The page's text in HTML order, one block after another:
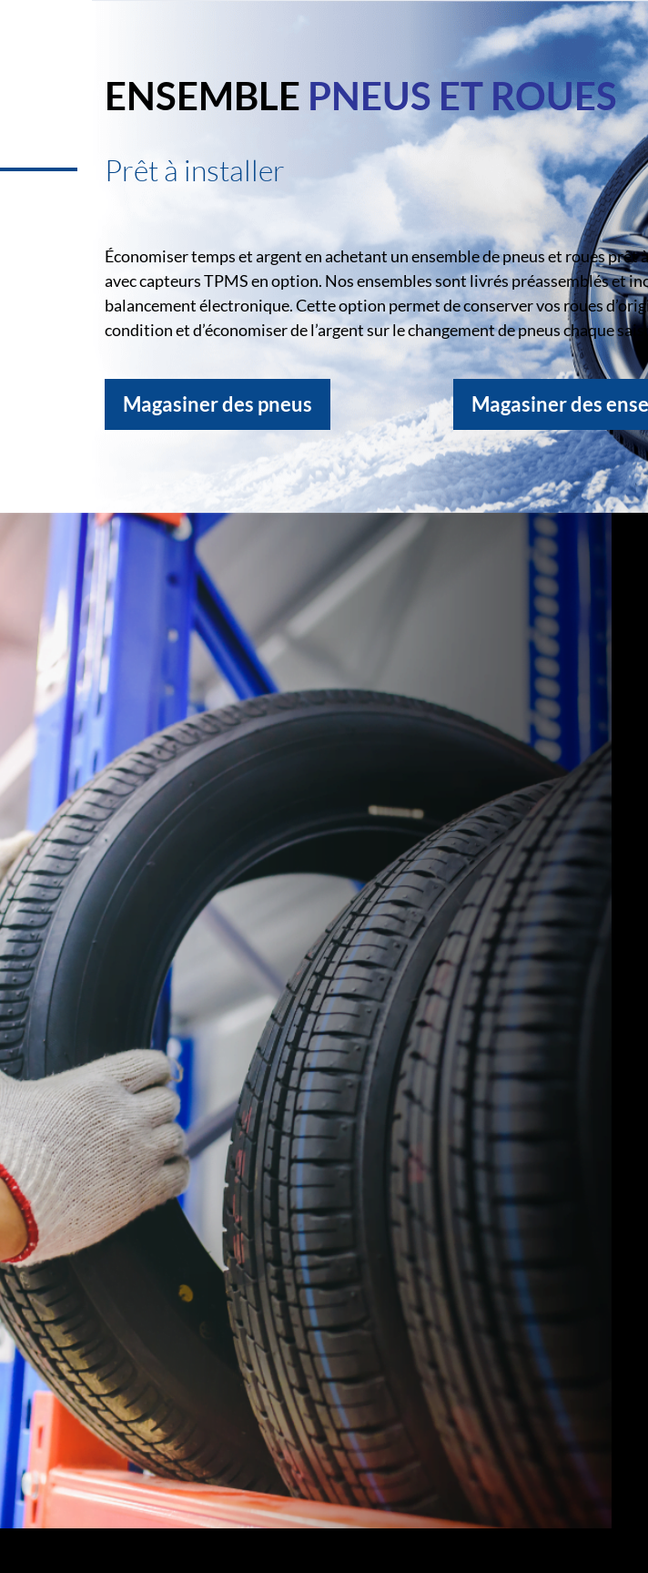
ENSEMBLE PNEUS ET ROUES
Prêt à installer
Économiser temps et argent en achetant un ensemble de pneus et roues prêt
avec capteurs TPMS en option. Nos ensembles sont livrés préassemblés et
balancement électronique. Cette option permet de conserver vos roues
condition et d’économiser de l’argent sur le changement de pneus chaque
Magasiner des pneus Magasiner des